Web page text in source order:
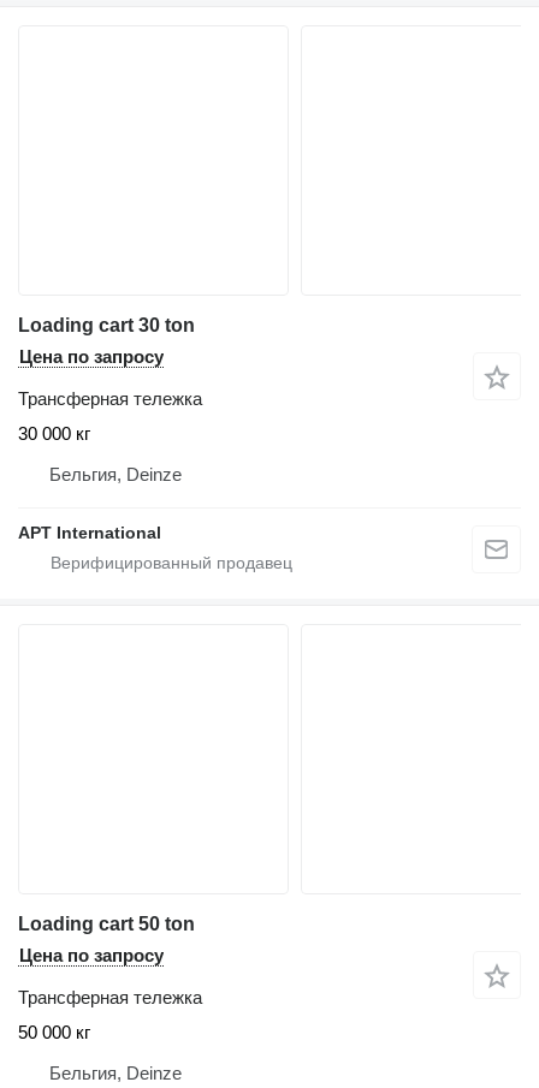
Loading cart 30 ton
Цена по запросу
Трансферная тележка
30 000 кг
Бельгия, Deinze
APT International
Loading cart 50 ton
Цена по запросу
Трансферная тележка
50 000 кг
Бельгия, Deinze